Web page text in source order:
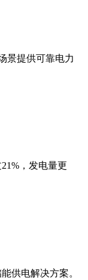
景提供可靠电力
，发电量更
供电解决方案。